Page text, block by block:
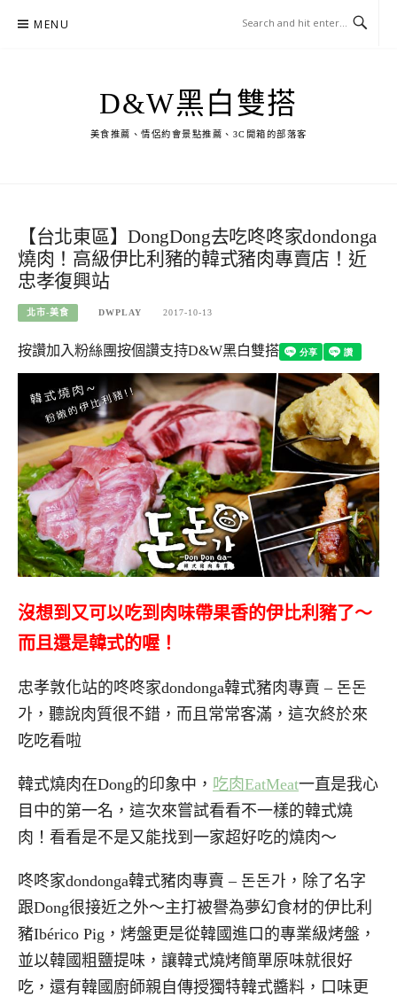
MENU
D&W黑白雙搭
美食推薦、情侶約會景點推薦、3C開箱的部落客
【台北東區】DongDong去吃咚咚家dondonga
燒肉！高級伊比利豬的韓式豬肉專賣店！近
忠孝復興站
北市-美食 DWPLAY 2017-10-13
按讚加入粉絲團按個讚支持D&W黑白雙搭
沒想到又可以吃到肉味帶果香的伊比利豬了～
而且還是韓式的喔！
忠孝敦化站的咚咚家dondonga韓式豬肉專賣 – 돈돈
가，聽說肉質很不錯，而且常常客滿，這次終於來
吃吃看啦
韓式燒肉在Dong的印象中， 吃肉EatMeat一直是我心
目中的第一名，這次來嘗試看看不一樣的韓式燒
肉！看看是不是又能找到一家超好吃的燒肉～
咚咚家dondonga韓式豬肉專賣 – 돈돈가，除了名字
跟Dong很接近之外～主打被譽為夢幻食材的伊比利
豬Ibérico Pig，烤盤更是從韓國進口的專業級烤盤，
並以韓國粗鹽提味，讓韓式燒烤簡單原味就很好
吃，還有韓國廚師親自傳授獨特韓式醬料，口味更